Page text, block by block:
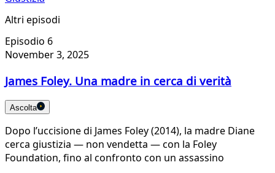
Altri episodi
Episodio 6
November 3, 2025
James Foley. Una madre in cerca di verità
Ascolta
Dopo l’uccisione di James Foley (2014), la madre Diane
cerca giustizia — non vendetta — con la Foley
Foundation, fino al confronto con un assassino